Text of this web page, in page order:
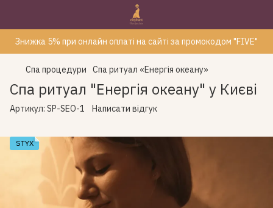
Знижка 5% при онлайн оплаті на сайті за промокодом "FIVE"
Спа процедури Спа ритуал «Енергія океану»
Спа ритуал "Енергія океану" у Києві
Артикул: SP-SEO-1 Написати відгук
STYX